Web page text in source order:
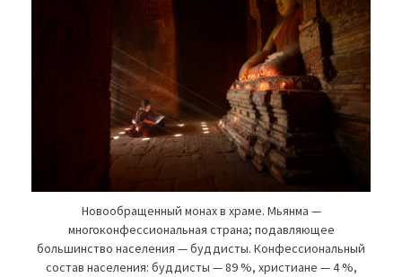
Новообращенный монах в храме. Мьянма —
многоконфессиональная страна; подавляющее
большинство населения — буддисты. Конфессиональный
состав населения: буддисты — 89 %, христиане — 4 %,